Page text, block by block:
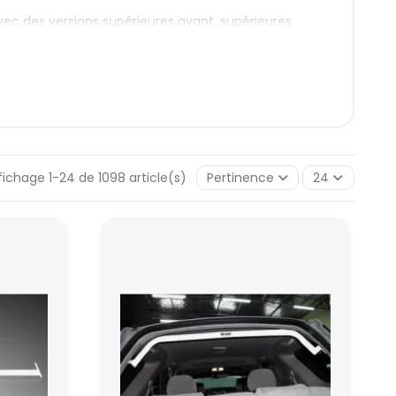
des versions supérieures avant, supérieures
l’auto : compartiment moteur, partie inférieure
adaptées à votre génération de véhicule et à
souvent en précision d’entrée de virage. Sur une
et à mieux encaisser les transferts.
de route peut s’appuyer sur une barre
renforts inférieurs selon les générations. Une
que certaines configurations plus modernes
1-24 de 1098 article(s) Pertinence 24